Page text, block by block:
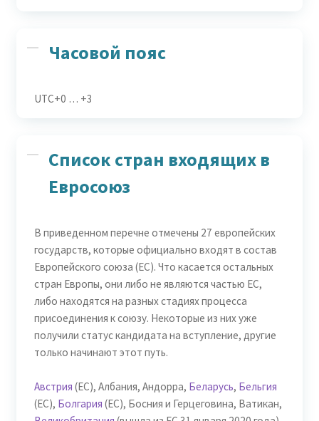
Часовой пояс
UTC+0 … +3
Список стран входящих в
Евросоюз
В приведенном перечне отмечены 27 европейских
государств, которые официально входят в состав
Европейского союза (ЕС). Что касается остальных
стран Европы, они либо не являются частью ЕС,
либо находятся на разных стадиях процесса
присоединения к союзу. Некоторые из них уже
получили статус кандидата на вступление, другие
только начинают этот путь.
Австрия (ЕС), Албания, Андорра, Беларусь, Бельгия
(ЕС), Болгария (ЕС), Босния и Герцеговина, Ватикан,